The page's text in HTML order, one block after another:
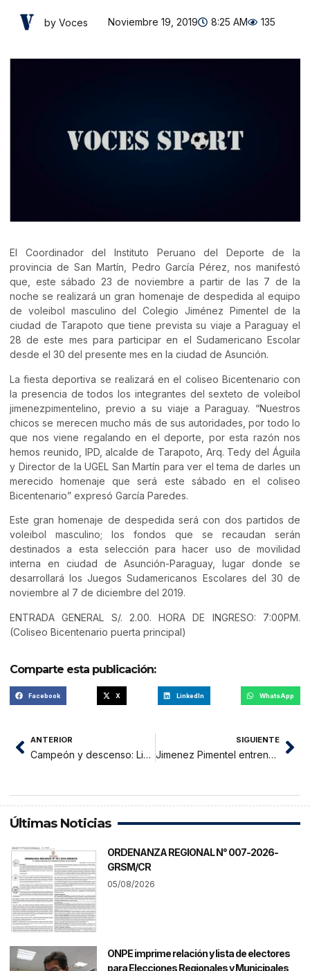
by Voces Noviembre 19, 2019 8:25 AM 135
El Coordinador del Instituto Peruano del Deporte de la
provincia de San Martín, Pedro García Pérez, nos manifestó
que, este sábado 23 de noviembre a partir de las 7 de la
noche se realizará un gran homenaje de despedida al equipo
de voleibol masculino del Colegio Jiménez Pimentel de la
ciudad de Tarapoto que tiene prevista su viaje a Paraguay el
28 de este mes para participar en el Sudamericano Escolar
desde el 30 del presente mes en la ciudad de Asunción.
La fiesta deportiva se realizará en el coliseo Bicentenario con
la presencia de todos los integrantes del sexteto de voleibol
jimenezpimentelino, previo a su viaje a Paraguay. “Nuestros
chicos se merecen mucho más de sus autoridades, por todo lo
que nos viene regalando en el deporte, por esta razón nos
hemos reunido, IPD, alcalde de Tarapoto, Arq. Tedy del Águila
y Director de la UGEL San Martín para ver el tema de darles un
merecido homenaje que será este sábado en el coliseo
Bicentenario” expresó García Paredes.
Este gran homenaje de despedida será con dos partidos de
voleibol masculino; los fondos que se recaudan serán
destinados a esta selección para hacer uso de movilidad
interna en ciudad de Asunción-Paraguay, lugar donde se
desarrollará los Juegos Sudamericanos Escolares del 30 de
noviembre al 7 de diciembre del 2019.
ENTRADA GENERAL S/. 2.00. HORA DE INGRESO: 7:00PM.
(Coliseo Bicentenario puerta principal)
Comparte esta publicación:
Facebook X LinkedIn WhatsApp
ANTERIOR
Campeón y descenso: Liga 1, todo se resolverá en la última fecha
SIGUIENTE
Jimenez Pimentel entrenará en coliseo Bicentenario previo a su presentación en Asunción
Últimas Noticias
ORDENANZA REGIONAL N° 007-2026-
GRSM/CR
05/08/2026
ONPE imprime relación y lista de electores
para Elecciones Regionales y Municipales